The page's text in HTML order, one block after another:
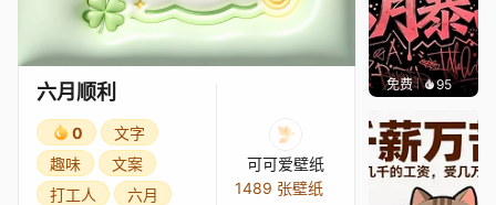
六月顺利
0
文字
趣味
文案
打工人
六月
可可爱壁纸
1489 张壁纸
免费 95渔小小